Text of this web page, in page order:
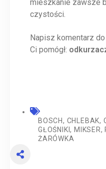
mieszkanie zawsze
czystości.
Napisz komentarz
Ci pomógł:
BOSCH, CHLEBAK,
GŁOŚNIKI, MIKSER,
ŻARÓWKA